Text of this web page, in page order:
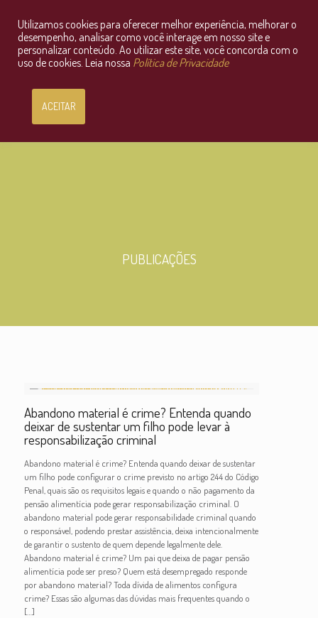
Consultoria Jurídica OnLine
PUBLICAÇÕES
Abandono material é crime? Entenda quando
deixar de sustentar um filho pode levar à
responsabilização criminal
Abandono material é crime? Entenda quando deixar de sustentar
um filho pode configurar o crime previsto no artigo 244 do Código
Penal, quais são os requisitos legais e quando o não pagamento da
pensão alimentícia pode gerar responsabilização criminal. O
abandono material pode gerar responsabilidade criminal quando
o responsável, podendo prestar assistência, deixa intencionalmente
de garantir o sustento de quem depende legalmente dele.
Abandono material é crime? Um pai que deixa de pagar pensão
alimentícia pode ser preso? Quem está desempregado responde
por abandono material? Toda dívida de alimentos configura
crime? Essas são algumas das dúvidas mais frequentes quando o
[…]
Utilizamos cookies para oferecer melhor experiência, melhorar o
desempenho, analisar como você interage em nosso site e
personalizar conteúdo. Ao utilizar este site, você concorda com o
uso de cookies. Leia nossa Política de Privacidade
ACEITAR